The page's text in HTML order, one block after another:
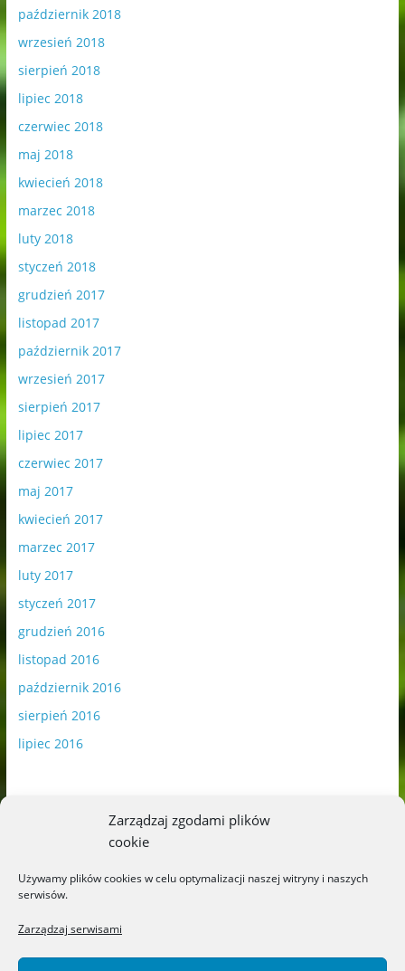
Zarządzaj zgodami plików
cookie
Używamy plików cookies w celu optymalizacji naszej witryny i naszych
serwisów.
Zarządzaj serwisami
październik 2018
wrzesień 2018
sierpień 2018
lipiec 2018
czerwiec 2018
maj 2018
kwiecień 2018
marzec 2018
luty 2018
styczeń 2018
grudzień 2017
listopad 2017
październik 2017
wrzesień 2017
sierpień 2017
lipiec 2017
czerwiec 2017
maj 2017
kwiecień 2017
marzec 2017
luty 2017
styczeń 2017
grudzień 2016
listopad 2016
październik 2016
sierpień 2016
lipiec 2016